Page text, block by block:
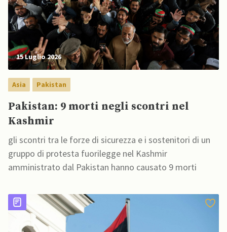
15 Luglio 2026
Asia Pakistan
Pakistan: 9 morti negli scontri nel
Kashmir
gli scontri tra le forze di sicurezza e i sostenitori di un
gruppo di protesta fuorilegge nel Kashmir
amministrato dal Pakistan hanno causato 9 morti